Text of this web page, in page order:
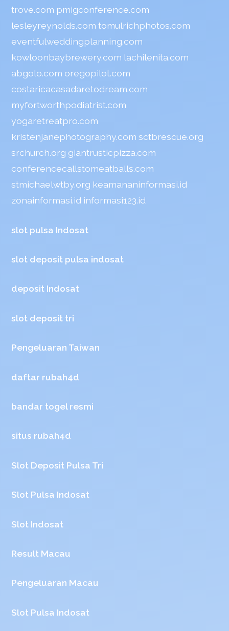
trove.com pmigconference.com
lesleyreynolds.com tomulrichphotos.com
eventfulweddingplanning.com
kowloonbaybrewery.com lachilenita.com
abgolo.com oregopilot.com
costaricacasadaretodream.com
myfortworthpodiatrist.com
yogaretreatpro.com
kristenjanephotography.com sctbrescue.org
srchurch.org giantrusticpizza.com
conferencecallstomeatballs.com
stmichaelwtby.org keamananinformasi.id
zonainformasi.id informasi123.id
slot pulsa Indosat
slot deposit pulsa indosat
deposit Indosat
slot deposit tri
Pengeluaran Taiwan
daftar rubah4d
bandar togel resmi
situs rubah4d
Slot Deposit Pulsa Tri
Slot Pulsa Indosat
Slot Indosat
Result Macau
Pengeluaran Macau
Slot Pulsa Indosat